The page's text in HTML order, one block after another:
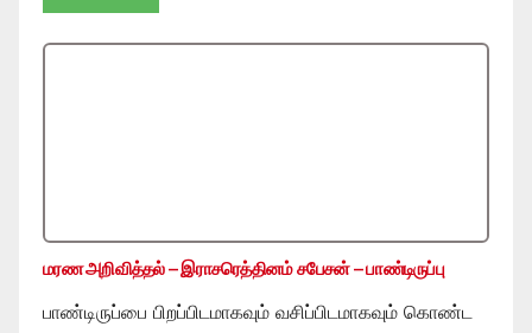
மரண அறிவித்தல் – இராசரெத்தினம் சபேசன் – பாண்டிருப்பு
பாண்டிருப்பை பிறப்பிடமாகவும் வசிப்பிடமாகவும் கொண்ட